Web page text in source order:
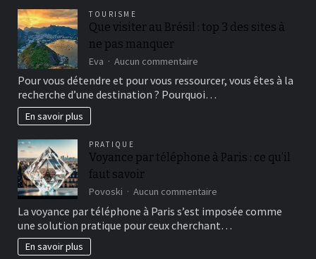
beauté
quotidienne
TOURISME
Que visiter au Brésil : top 3 des sites à
ne pas manquer
Eva Aucun commentaire
visiter
au
des
à
pas
manquer
Pour vous détendre et pour vous ressourcer, vous êtes à la
recherche d’une destination ? Pourquoi…
En savoir plus
PRATIQUE
Voyance par téléphone à Paris : ce qu’il
faut savoir
Povoski Aucun commentaire
Voyance
par
téléphone
La voyance par téléphone à Paris s’est imposée comme
une solution pratique pour ceux cherchant…
En savoir plus